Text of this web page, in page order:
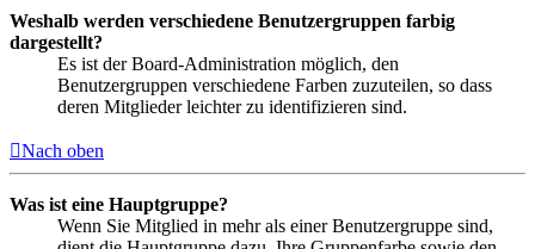
Weshalb werden verschiedene Benutzergruppen farbig
dargestellt?
Es ist der Board-Administration möglich, den
Benutzergruppen verschiedene Farben zuzuteilen, so dass
deren Mitglieder leichter zu identifizieren sind.
Nach oben
Was ist eine Hauptgruppe?
Wenn Sie Mitglied in mehr als einer Benutzergruppe sind,